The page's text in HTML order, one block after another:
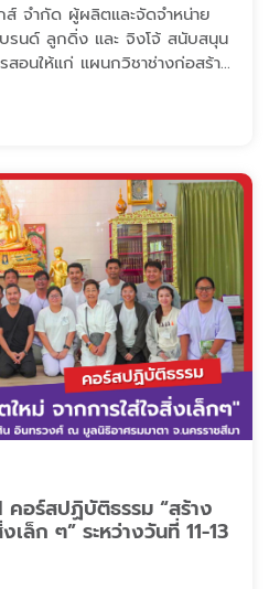
ำกัด ผู้ผลิตและจัดจำหน่าย
บรนด์ ลูกดิ่ง และ จิงโจ้ สนับสนุน
สอนให้แก่ แผนกวิชาช่างก่อสร้าง
สนุนกิจกรรมด้านการศึกษา
อร์สปฏิบัติธรรม “สร้าง
เล็ก ๆ” ระหว่างวันที่ 11-13